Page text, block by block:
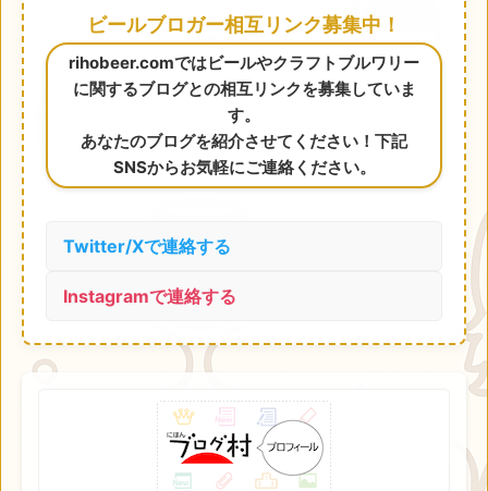
ビールブロガー相互リンク募集中！
rihobeer.comではビールやクラフトブルワリー
に関するブログとの相互リンクを募集していま
す。
あなたのブログを紹介させてください！下記
SNSからお気軽にご連絡ください。
Twitter/Xで連絡する
Instagramで連絡する